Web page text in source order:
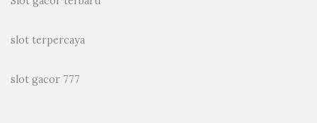
slot terpercaya
slot gacor 777